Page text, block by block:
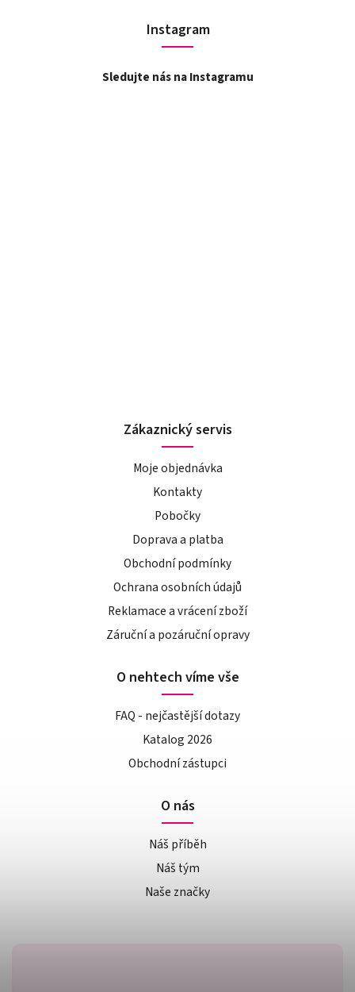
Instagram
Sledujte nás na Instagramu
Zákaznický servis
Moje objednávka
Kontakty
Pobočky
Doprava a platba
Obchodní podmínky
Ochrana osobních údajů
Reklamace a vrácení zboží
Záruční a pozáruční opravy
O nehtech víme vše
FAQ - nejčastější dotazy
Katalog 2026
Obchodní zástupci
O nás
Náš příběh
Náš tým
Naše značky